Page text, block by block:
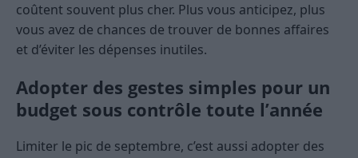
coûtent souvent plus cher. Plus vous anticipez, plus
vous avez de chances de trouver de bonnes affaires
et d’éviter les dépenses inutiles.
Adopter des gestes simples pour un
budget sous contrôle toute l’année
Limiter le pic de septembre, c’est aussi adopter des